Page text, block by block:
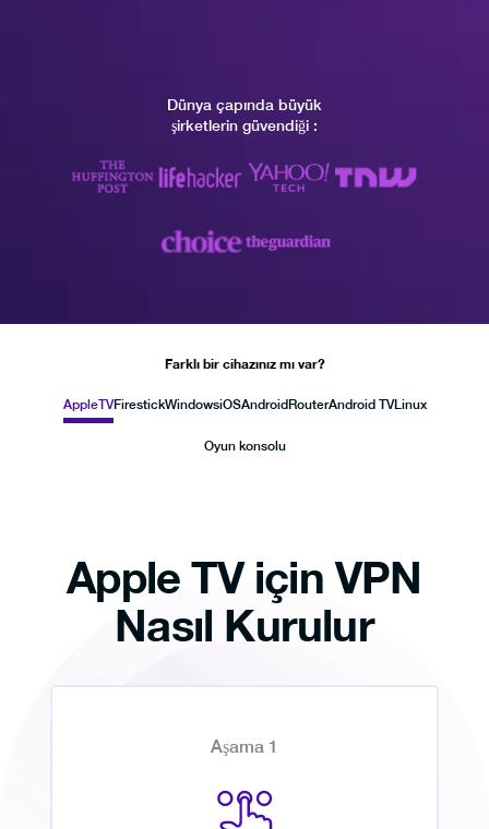
Dünya çapında büyük
şirketlerin güvendiği :
Farklı bir cihazınız mı var?
AppleTVFirestickWindowsiOSAndroidRouterAndroid TVLinux
Oyun konsolu
Apple TV için VPN
Nasıl Kurulur
Aşama 1